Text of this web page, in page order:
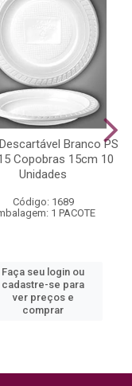
Branco PS
Copobras 15cm 10
Unidades
Código: 1689
1 PACOTE
Faça seu login ou
cadastre-se para
ver preços e
comprar